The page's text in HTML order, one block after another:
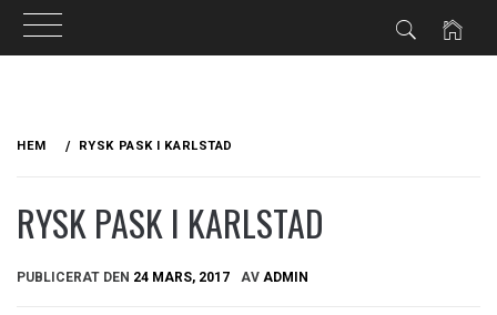
HEM RYSK PASK I KARLSTAD
RYSK PASK I KARLSTAD
PUBLICERAT DEN 24 MARS, 2017 AV ADMIN